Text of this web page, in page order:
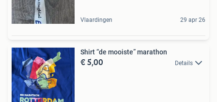
Vlaardingen 29 apr 26
Shirt “de mooiste” marathon
€ 5,00 Details